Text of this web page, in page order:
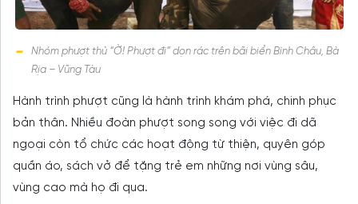
Nhóm phượt thủ “Ờ! Phượt đi” dọn rác trên bãi biển Bình Châu, Bà
Rịa – Vũng Tàu
Hành trình phượt cũng là hành trình khám phá, chinh phục
bản thân. Nhiều đoàn phượt song song với việc đi dã
ngoại còn tổ chức các hoạt động từ thiện, quyên góp
quần áo, sách vở để tặng trẻ em những nơi vùng sâu,
vùng cao mà họ đi qua.